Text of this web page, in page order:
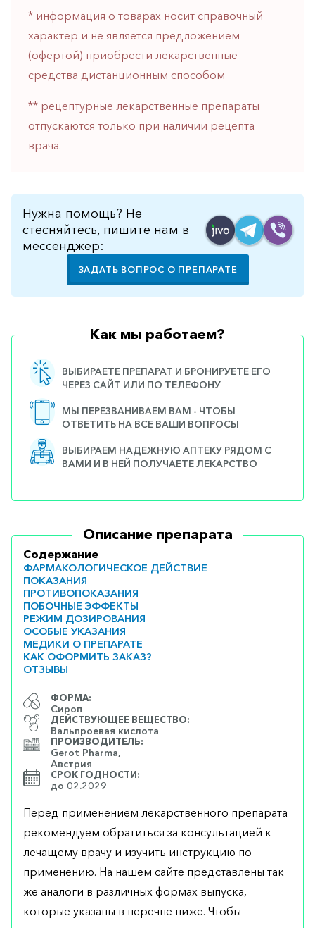
* информация о товарах носит справочный
характер и не является предложением
(офертой) приобрести лекарственные
средства дистанционным способом
** рецептурные лекарственные препараты
отпускаются только при наличии рецепта
врача.
Нужна помощь? Не
стесняйтесь, пишите нам в
мессенджер:
ЗАДАТЬ ВОПРОС О ПРЕПАРАТЕ
Как мы работаем?
ВЫБИРАЕТЕ ПРЕПАРАТ И БРОНИРУЕТЕ ЕГО
ЧЕРЕЗ САЙТ ИЛИ ПО ТЕЛЕФОНУ
МЫ ПЕРЕЗВАНИВАЕМ ВАМ - ЧТОБЫ
ОТВЕТИТЬ НА ВСЕ ВАШИ ВОПРОСЫ
ВЫБИРАЕМ НАДЕЖНУЮ АПТЕКУ РЯДОМ С
ВАМИ И В НЕЙ ПОЛУЧАЕТЕ ЛЕКАРСТВО
Описание препарата
Содержание
ФАРМАКОЛОГИЧЕСКОЕ ДЕЙСТВИЕ
ПОКАЗАНИЯ
ПРОТИВОПОКАЗАНИЯ
ПОБОЧНЫЕ ЭФФЕКТЫ
РЕЖИМ ДОЗИРОВАНИЯ
ОСОБЫЕ УКАЗАНИЯ
МЕДИКИ О ПРЕПАРАТЕ
КАК ОФОРМИТЬ ЗАКАЗ?
ОТЗЫВЫ
ФОРМА:
Сироп
ДЕЙСТВУЮЩЕЕ ВЕЩЕСТВО:
Вальпроевая кислота
ПРОИЗВОДИТЕЛЬ:
Gerot Pharma,
Австрия
СРОК ГОДНОСТИ:
до 02.2029
Перед применением лекарственного препарата
рекомендуем обратиться за консультацией к
лечащему врачу и изучить инструкцию по
применению. На нашем сайте представлены так
же аналоги в различных формах выпуска,
которые указаны в перечне ниже. Чтобы